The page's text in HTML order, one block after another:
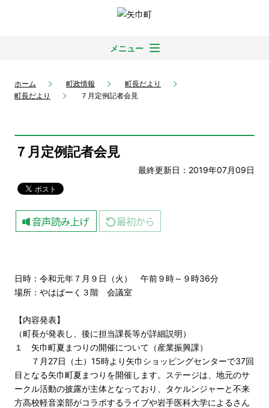
メニュー
ホーム 町政情報
町長だより
町長だより
７月定例記者会見
７月定例記者会見
最終更新日：2019年07月09日
日時：令和元年７月９日（火） 午前９時～９時36分
場所：やはぱーく３階 会議室
【内容発表】
（町長が発表し、後に担当課長等が詳細説明）
１ 矢巾町夏まつりの開催について（産業振興課）
７月27日（土）15時より矢巾ショッピングセンターで37回
目となる矢巾町夏まつりを開催します。ステージは、地元のサ
ークル活動の披露が主体となっており、タケルンジャーと不来
方高校軽音楽部がコラボするライブや岩手医科大学によるさん